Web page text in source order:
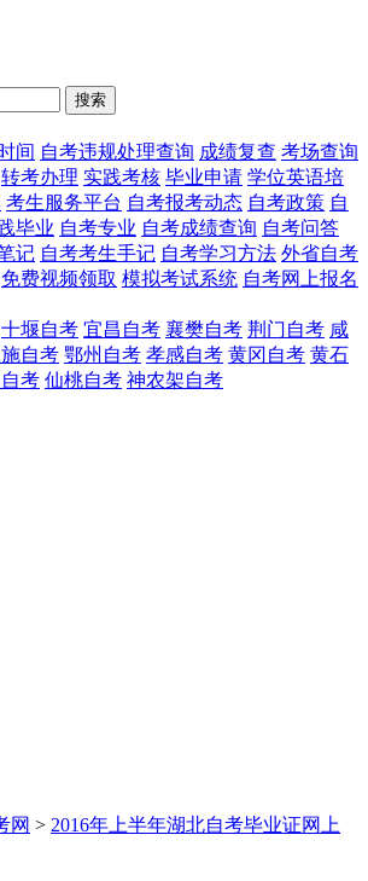
搜索
间 自考违规处理查询 成绩复查 考场查询
转考办理 实践考核 毕业申请 学位英语培
考生服务平台 自考报考动态 自考政策 自
毕业 自考专业 自考成绩查询 自考问答
记 自考考生手记 自考学习方法 外省自考
免费视频领取 模拟考试系统 自考网上报名
十堰自考 宜昌自考 襄樊自考 荆门自考 咸
自考 鄂州自考 孝感自考 黄冈自考 黄石
考 仙桃自考 神农架自考
网 > 2016年上半年湖北自考毕业证网上